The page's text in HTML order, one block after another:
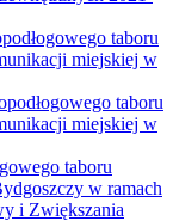
taboru
miejskiej w
taboru
miejskiej w
taboru
w ramach
i Zwiększania